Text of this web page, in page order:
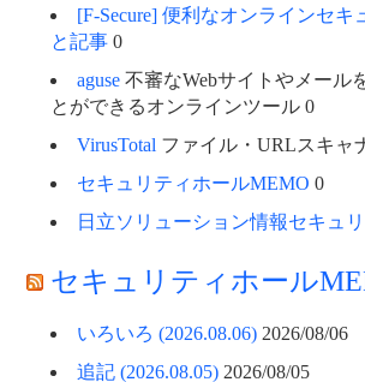
[F-Secure] 便利なオンラインセキ
と記事 0
aguse 不審なWebサイトやメール
とができるオンラインツール 0
VirusTotal ファイル・URLスキャ
セキュリティホールMEMO 0
日立ソリューション情報セキュ
セキュリティホール
いろいろ (2026.08.06) 2026/08/06
追記 (2026.08.05) 2026/08/05